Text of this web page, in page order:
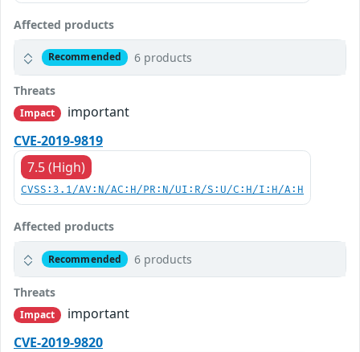
Affected products
Recommended 6 products
Threats
Impact
important
CVE-2019-9819
7.5 (High)
CVSS:3.1/AV:N/AC:H/PR:N/UI:R/S:U/C:H/I:H/A:H
Affected products
Recommended 6 products
Threats
Impact
important
CVE-2019-9820